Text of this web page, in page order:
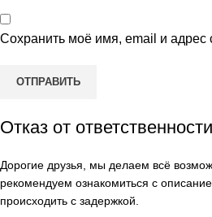
Сохранить моё имя, email и адрес
Отказ от ответственности
Дорогие друзья, мы делаем всё
рекомендуем ознакомиться с
происходить с задержкой.